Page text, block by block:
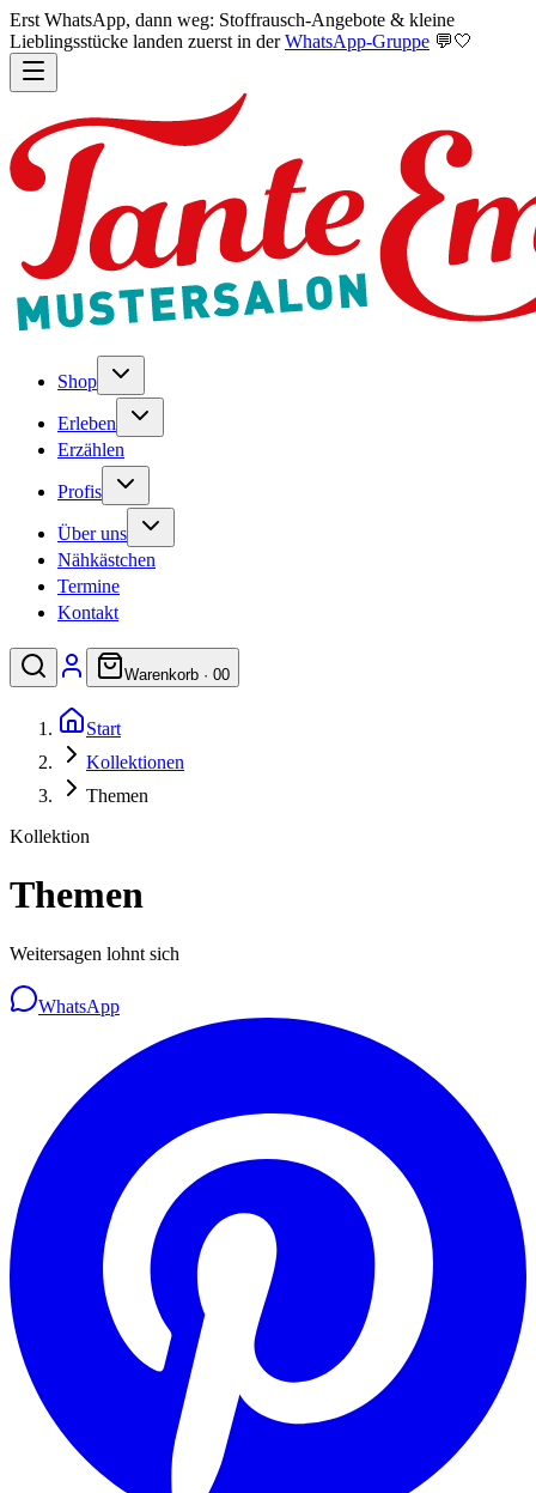
Erst WhatsApp, dann weg: Stoffrausch-Angebote & kleine
Lieblingsstücke landen zuerst in der WhatsApp-Gruppe 💬🤍
Shop
Erleben
Erzählen
Profis
Über uns
Nähkästchen
Termine
Kontakt
Warenkorb · 00
Start
Kollektionen
Themen
Kollektion
Themen
Weitersagen lohnt sich
WhatsApp